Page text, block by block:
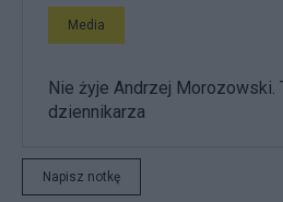
Media
Nie żyje Andrzej Morozowski.
dziennikarza
Napisz notkę